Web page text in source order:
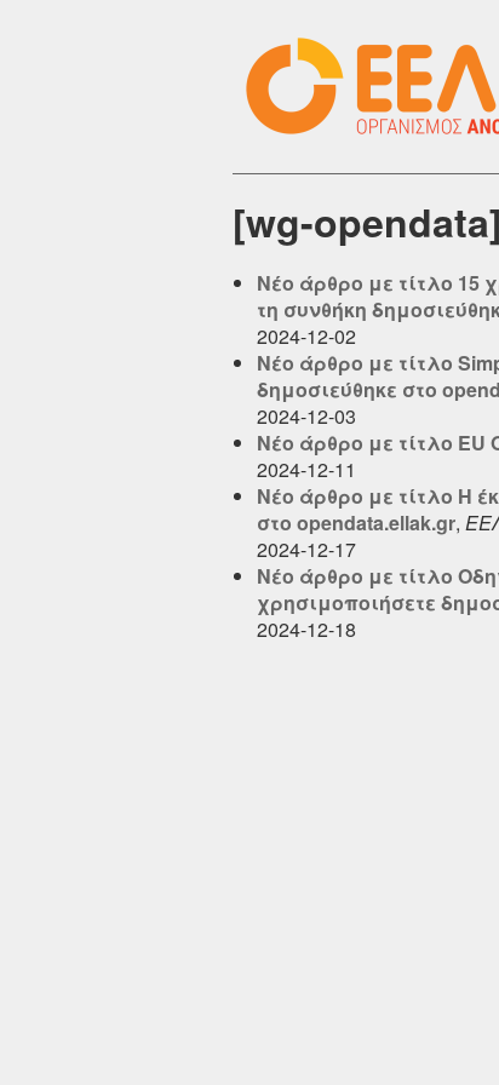
[wg-
Νέο άρθρο με τίτλο 15
τη συνθήκη
2024-12-02
Νέο άρθρο με τίτλο
δημοσιεύθηκε στο
2024-12-03
Νέο άρθρο με τίτλο EU
2024-12-11
Νέο άρθρο με τίτλο Η
στο opendata.ellak.gr,
2024-12-17
Νέο άρθρο με τίτλο
χρησιμοποιήσετε
2024-12-18